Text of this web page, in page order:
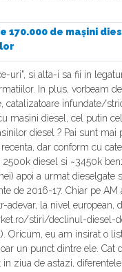
170.000 de mașini
uri", si alta-i sa fii in
In plus, vorbeam
catalizatoare infundate/
masini diesel, cel putin
diesel ? Pai sunt mai
dar conform cu
2500k diesel si ~3450k
apoi a urmat dieselgate
de 2016-17. Chiar pe
adevar, la nivel european,
stiri/declinul-diesel-
Oricum, eu am insirat o
un punct dintre ele. Cat
ziua de astazi,